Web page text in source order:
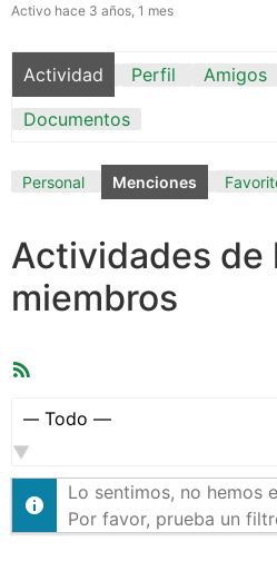
Activo hace 3 años, 1 mes
Actividad Perfil Amigos
Documentos
Personal Menciones
Actividades de
miembros
Mostrar:
Lo sentimos, no hemos
Por favor, prueba un